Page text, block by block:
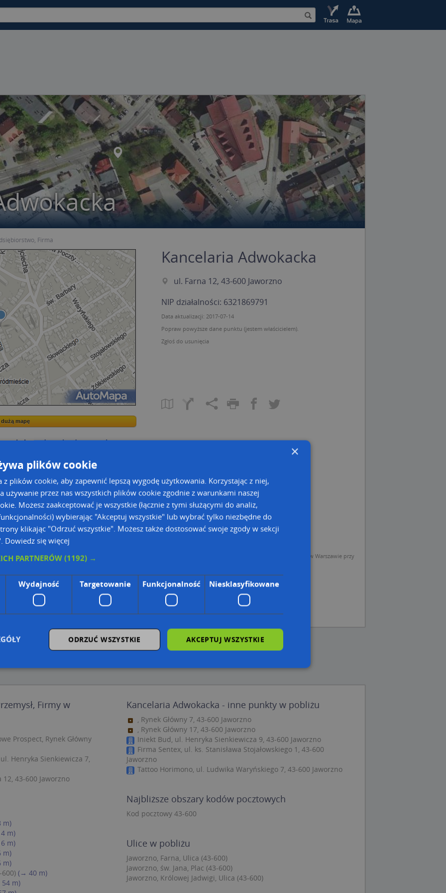
Firma
dużą mapę
mapę
bazy danych adresowych
Kancelaria Adwokacka
ul. Farna 12, 43-600 Jaworzno
NIP działalności: 6321869791
Data aktualizacji: 2017-07-14
Popraw powyższe dane punktu (jestem właścicielem).
Zgłoś do usunięcia
Danych Osobowych Administratorem (RODO), administratorem danych jest AutoMapa sp. z o.o. (Operator) z siedzibą w Warszawie przy
firm i na mapach (art. 6 ust. 1 lit. f RODO)
operatora (art. 6 ust. 1 lit. f RODO)
z firmowych stron www oraz od podmiotów zewnętrznych.
odo_przetwarzanie/
Firmy w
Prospect, Rynek Główny
Henryka Sienkiewicza 7,
43-600 Jaworzno
m)
m)
m)
m)
m)
(→ 40 m)
m)
Kancelaria Adwokacka - inne punkty w pobliżu
, Rynek Główny 7, 43-600 Jaworzno
, Rynek Główny 17, 43-600 Jaworzno
Iniekt Bud, ul. Henryka Sienkiewicza 9, 43-600 Jaworzno
Firma Sentex, ul. ks. Stanisława Stojałowskiego 1, 43-600
Jaworzno
Tattoo Horimono, ul. Ludwika Waryńskiego 7, 43-600 Jaworzno
Najbliższe obszary kodów pocztowych
Kod pocztowy 43-600
Ulice w pobliżu
Jaworzno, Farna, Ulica (43-600)
Jaworzno, św. Jana, Plac (43-600)
Jaworzno, Królowej Jadwigi, Ulica (43-600)
×
plików cookie
z plików cookie, aby zapewnić lepszą wygodę użytkowania. Korzystając z niej,
używanie przez nas wszystkich plików cookie zgodnie z warunkami naszej
Możesz zaakceptować je wszystkie (łącznie z tymi służącymi do analiz,
wybierając "Akceptuj wszystkie" lub wybrać tylko niezbędne do
klikając "Odrzuć wszystkie". Możesz także dostosować swoje zgody w sekcji
Dowiedz się więcej
PARTNERÓW(1192) →
Wydajność Targetowanie Funkcjonalność Niesklasyfikowane
AKCEPTUJ WSZYSTKIE
ODRZUĆ WSZYSTKIE
umożliwiają korzystanie z podstawowych funkcji strony internetowej, takich jak logowanie użytkownika i
Domena
przechowywania
Ten plik cookie jest używany przez usługę Cookie-Script.com
do zapamiętywania preferencji dotyczących zgody
Provider
Domena
.targeo.pl
Ten plik cookie jest używany przez Google Analytics do
utrzymywania stanu sesji.
przechowywania
Ten plik cookie jest powszechnie używany przez firmę Microsoft jako
Okres przechowywania
.crossdomain.cookie-script.com 1 rok 1 miesiąc